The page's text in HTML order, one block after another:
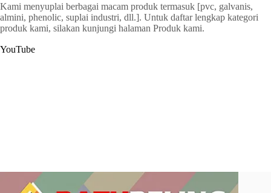
Kami menyuplai berbagai macam produk termasuk [pvc, galvanis,
almini, phenolic, suplai industri, dll.]. Untuk daftar lengkap kategori
produk kami, silakan kunjungi halaman Produk kami.
YouTube
o
r